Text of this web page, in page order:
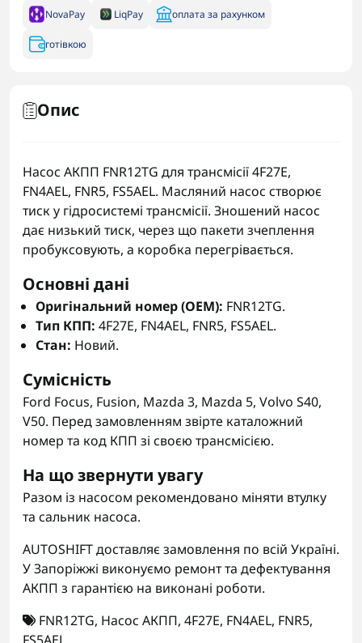
NovaPay LiqPay оплата за рахунком
готівкою
Опис
Насос АКПП FNR12TG для трансмісії 4F27E,
FN4AEL, FNR5, FS5AEL. Масляний насос створює
тиск у гідросистемі трансмісії. Зношений насос
дає низький тиск, через що пакети зчеплення
пробуксовують, а коробка перегрівається.
Основні дані
Оригінальний номер (OEM): FNR12TG.
Тип КПП: 4F27E, FN4AEL, FNR5, FS5AEL.
Стан: Новий.
Сумісність
Ford Focus, Fusion, Mazda 3, Mazda 5, Volvo S40,
V50. Перед замовленням звірте каталожний
номер та код КПП зі своєю трансмісією.
На що звернути увагу
Разом із насосом рекомендовано міняти втулку
та сальник насоса.
AUTOSHIFT доставляє замовлення по всій Україні.
У Запоріжжі виконуємо ремонт та дефектування
АКПП з гарантією на виконані роботи.
FNR12TG, Насос АКПП, 4F27E, FN4AEL, FNR5,